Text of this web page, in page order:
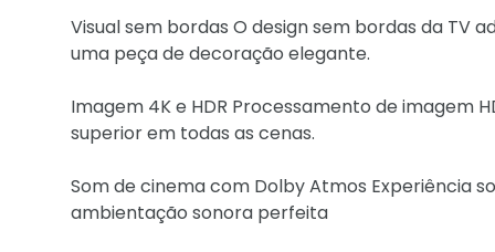
Visual sem bordas O design sem bordas da TV
uma peça de decoração elegante.
Imagem 4K e HDR Processamento de imagem
superior em todas as cenas.
Som de cinema com Dolby Atmos Experiência
ambientação sonora perfeita